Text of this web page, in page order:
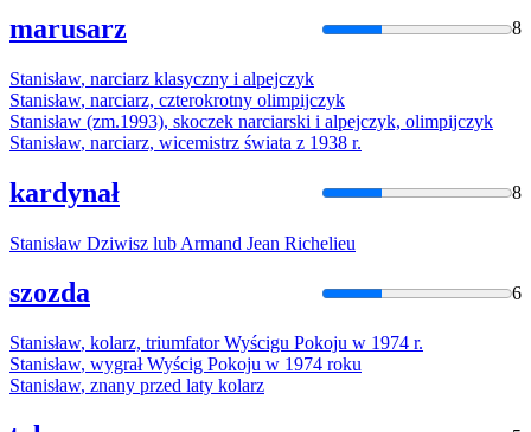
marusarz 8
Stanisław, narciarz klasyczny i alpejczyk
Stanisław, narciarz, czterokrotny olimpijczyk
Stanisław (zm.1993), skoczek narciarski i alpejczyk, olimpijczyk
Stanisław, narciarz, wicemistrz świata z 1938 r.
kardynał 8
Stanisław Dziwisz lub Armand Jean Richelieu
szozda 6
Stanisław, kolarz, triumfator Wyścigu Pokoju w 1974 r.
Stanisław, wygrał Wyścig Pokoju w 1974 roku
Stanisław, znany przed laty kolarz